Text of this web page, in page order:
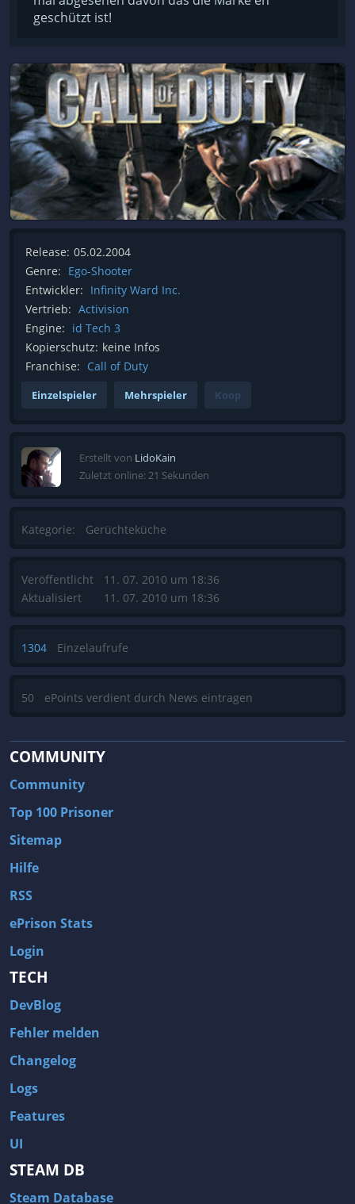
geschützt ist!
Release: 05.02.2004
Genre: Ego-Shooter
Entwickler: Infinity Ward Inc.
Vertrieb: Activision
Engine: id Tech 3
Kopierschutz: keine Infos
Franchise: Call of Duty
Einzelspieler Mehrspieler Koop
Erstellt von LidoKain
Zuletzt online: 21 Sekunden
Kategorie: Gerüchteküche
Veröffentlicht
Aktualisiert
11. 07. 2010 um 18:36
11. 07. 2010 um 18:36
1304 Einzelaufrufe
50 ePoints verdient durch News eintragen
COMMUNITY
Community
Top 100 Prisoner
Sitemap
Hilfe
RSS
ePrison Stats
Login
TECH
DevBlog
Fehler melden
Changelog
Logs
Features
UI
STEAM DB
Steam Database